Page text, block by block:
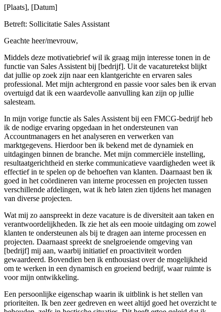
[Plaats], [Datum]
Betreft: Sollicitatie Sales Assistant
Geachte heer/mevrouw,
Middels deze motivatiebrief wil ik graag mijn interesse tonen in de
functie van Sales Assistent bij [bedrijf]. Uit de vacaturetekst blijkt
dat jullie op zoek zijn naar een klantgerichte en ervaren sales
professional. Met mijn achtergrond en passie voor sales ben ik ervan
overtuigd dat ik een waardevolle aanvulling kan zijn op jullie
salesteam.
In mijn vorige functie als Sales Assistent bij een FMCG-bedrijf heb
ik de nodige ervaring opgedaan in het ondersteunen van
Accountmanagers en het analyseren en verwerken van
marktgegevens. Hierdoor ben ik bekend met de dynamiek en
uitdagingen binnen de branche. Met mijn commerciële instelling,
resultaatgerichtheid en sterke communicatieve vaardigheden weet ik
effectief in te spelen op de behoeften van klanten. Daarnaast ben ik
goed in het coördineren van interne processen en projecten tussen
verschillende afdelingen, wat ik heb laten zien tijdens het managen
van diverse projecten.
Wat mij zo aanspreekt in deze vacature is de diversiteit aan taken en
verantwoordelijkheden. Ik zie het als een mooie uitdaging om zowel
klanten te ondersteunen als bij te dragen aan interne processen en
projecten. Daarnaast spreekt de snelgroeiende omgeving van
[bedrijf] mij aan, waarbij initiatief en proactiviteit worden
gewaardeerd. Bovendien ben ik enthousiast over de mogelijkheid
om te werken in een dynamisch en groeiend bedrijf, waar ruimte is
voor mijn ontwikkeling.
Een persoonlijke eigenschap waarin ik uitblink is het stellen van
prioriteiten. Ik ben zeer gedreven en weet altijd goed het overzicht te